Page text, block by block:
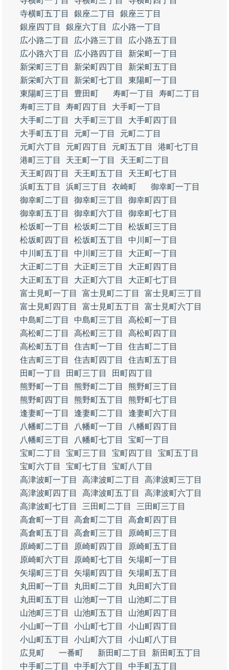
寺横町五丁目
銀座二丁目
銀座三丁目
銀座四丁目
銀座六丁目
広小路一丁目
広小路二丁目
広小路三丁目
広小路五丁目
広小路六丁目
広小路四丁目
新栄町一丁目
新栄町三丁目
新栄町四丁目
新栄町五丁目
新栄町六丁目
新栄町七丁目
東陽町一丁目
東陽町三丁目
豊田町 寿町一丁目
寿町二丁目
寿町三丁目
寿町四丁目
大手町一丁目
大手町二丁目
大手町三丁目
大手町四丁目
大手町五丁目
元町一丁目
元町二丁目
元町六丁目
元町四丁目 元町五丁目
港町七丁目
港町三丁目
天王町一丁目
天王町二丁目
天王町四丁目
天王町五丁目
天王町七丁目
浜町五丁目
浜町三丁目 衣崎町
御幸町一丁目
御幸町二丁目
御幸町三丁目
御幸町四丁目
御幸町五丁目
御幸町六丁目
御幸町七丁目
松坂町一丁目
松坂町二丁目
松坂町三丁目
松坂町四丁目
松坂町五丁目
中川町一丁目
中川町五丁目
中川町三丁目
大正町一丁目
大正町二丁目
大正町三丁目
大正町四丁目
大正町五丁目
大正町六丁目
大正町七丁目
富士見町一丁目
富士見町二丁目
富士見町三丁目
富士見町四丁目
富士見町五丁目
富士見町六丁目
中島町二丁目
中島町三丁目
高松町一丁目
高松町二丁目
高松町三丁目
高松町四丁目
高松町五丁目
住吉町一丁目
住吉町二丁目
住吉町三丁目
住吉町四丁目
住吉町五丁目
田町一丁目
田町三丁目
田町四丁目
熊野町一丁目
熊野町二丁目
熊野町三丁目
熊野町四丁目
熊野町五丁目
熊野町七丁目
逢妻町一丁目
逢妻町二丁目
逢妻町六丁目
八幡町二丁目
八幡町一丁目
八幡町四丁目
八幡町三丁目
八幡町七丁目
宝町一丁目
宝町二丁目
宝町三丁目 宝町四丁目
宝町五丁目
宝町六丁目
宝町七丁目
宝町八丁目
高津波町一丁目
高津波町二丁目
高津波町三丁目
高津波町四丁目
高津波町五丁目
高津波町六丁目
高津波町七丁目
三田町二丁目
三田町三丁目
高倉町一丁目
高倉町二丁目
高倉町四丁目
高倉町五丁目
高倉町三丁目
原崎町三丁目
原崎町二丁目
原崎町四丁目
原崎町五丁目
原崎町六丁目
原崎町七丁目
矢場町一丁目
矢場町三丁目
矢場町四丁目
矢場町五丁目
丸田町一丁目
丸田町二丁目
丸田町六丁目
丸田町五丁目
山池町一丁目
山池町二丁目
山池町三丁目
山池町五丁目
山池町四丁目
小山町一丁目
小山町七丁目
小山町四丁目
小山町五丁目
小山町六丁目
小山町八丁目
広見町
一番町 新田町二丁目
新田町五丁目
中手町二丁目
中手町六丁目
中手町五丁目